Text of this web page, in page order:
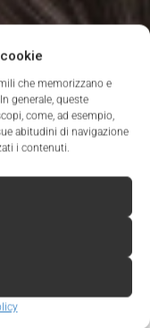
che memorizzano e
generale, queste
come, ad esempio,
abitudini di navigazione
i contenuti.